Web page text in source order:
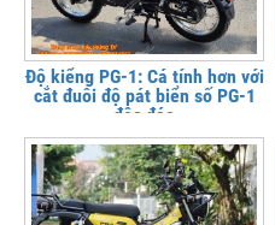
Độ kiểng PG-1: Cá tính hơn với
cắt đuôi độ pát biển số PG-1
độc đáo